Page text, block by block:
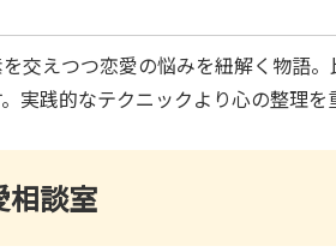
交えつつ恋愛の悩みを紐解く物語
実践的なテクニックより心の整理を
相談室